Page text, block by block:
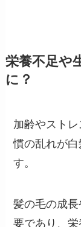
栄養不足や
に？
加齢やスト
慣の乱れが
す。
髪の毛の成
要であり、